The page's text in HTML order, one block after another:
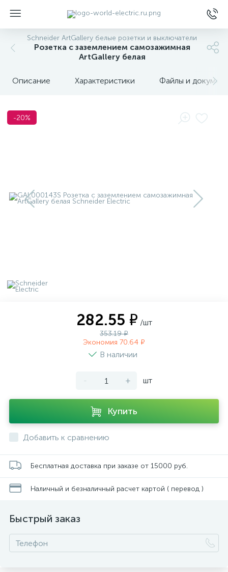
Schneider ArtGallery белые розетки и выключатели
Розетка с заземлением самозажимная
ArtGallery белая
Описание Характеристики Файлы и
-20%
282.55 ₽ /шт
353.19 ₽
Экономия 70.64 ₽
В наличии
- + шт
Купить
Добавить к сравнению
Бесплатная доставка при заказе от 15000 руб.
Наличный и безналичный расчет картой ( перевод )
Быстрый заказ